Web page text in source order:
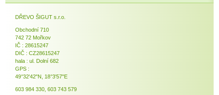
DŘEVO ŠIGUT s.r.o.
Obchodní 710
742 72 Mořkov
IČ : 28615247
DIČ : CZ28615247
hala : ul. Dolní 682
GPS :
49°32'42"N, 18°3'57"E
603 984 330, 603 743 579